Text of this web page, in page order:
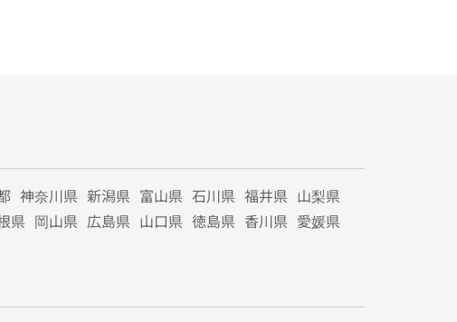
神奈川県 新潟県 富山県 石川県 福井県 山梨県
県 岡山県 広島県 山口県 徳島県 香川県 愛媛県